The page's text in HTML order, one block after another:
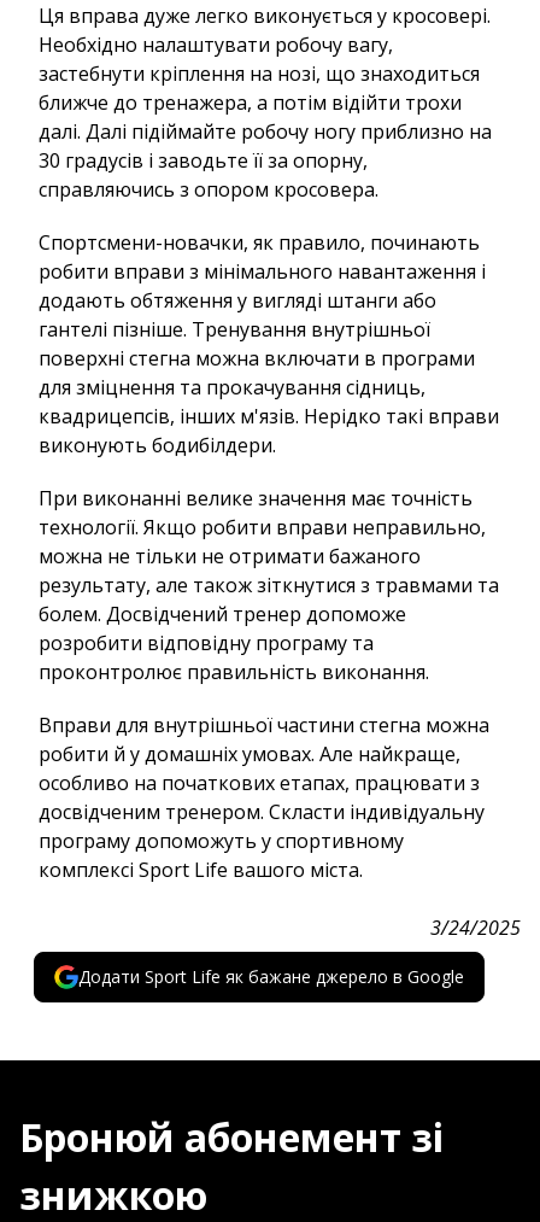
Ця вправа дуже легко виконується у кросовері.
Необхідно налаштувати робочу вагу,
застебнути кріплення на нозі, що знаходиться
ближче до тренажера, а потім відійти трохи
далі. Далі підіймайте робочу ногу приблизно на
30 градусів і заводьте її за опорну,
справляючись з опором кросовера.
Спортсмени-новачки, як правило, починають
робити вправи з мінімального навантаження і
додають обтяження у вигляді штанги або
гантелі пізніше. Тренування внутрішньої
поверхні стегна можна включати в програми
для зміцнення та прокачування сідниць,
квадрицепсів, інших м'язів. Нерідко такі вправи
виконують бодибілдери.
При виконанні велике значення має точність
технології. Якщо робити вправи неправильно,
можна не тільки не отримати бажаного
результату, але також зіткнутися з травмами та
болем. Досвідчений тренер допоможе
розробити відповідну програму та
проконтролює правильність виконання.
Вправи для внутрішньої частини стегна можна
робити й у домашніх умовах. Але найкраще,
особливо на початкових етапах, працювати з
досвідченим тренером. Скласти індивідуальну
програму допоможуть у спортивному
комплексі Sport Life вашого міста.
3/24/2025
Додати Sport Life як бажане джерело в Google
Бронюй абонемент зі
знижкою